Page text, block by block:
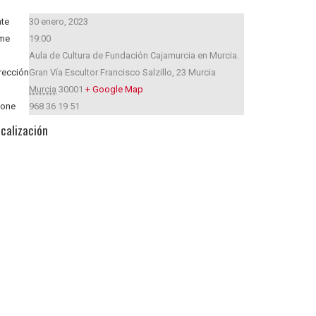
30 enero, 2023
19:00
Aula de Cultura de Fundación Cajamurcia en Murcia.
Gran Vía Escultor Francisco Salzillo, 23 Murcia
Murcia 30001 + Google Map
968 36 19 51